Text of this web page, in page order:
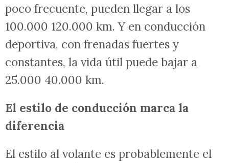
poco frecuente, pueden llegar a los
100.000 120.000 km. Y en conducción
deportiva, con frenadas fuertes y
constantes, la vida útil puede bajar a
25.000 40.000 km.
El estilo de conducción marca la
diferencia
El estilo al volante es probablemente el